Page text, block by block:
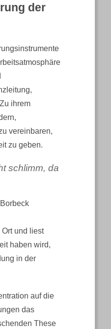
der
ihrem
vereinbaren,
zu geben.
schlimm, da
und liest
haben wird,
in der
auf die
das
These